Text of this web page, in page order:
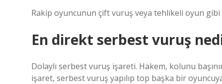
Rakip oyuncunun çift vuruş veya tehlikeli oyun
En direkt serbest vuruş
Dolaylı serbest vuruş işareti. Hakem, kolunu
işaret, serbest vuruş yapılıp top başka bir